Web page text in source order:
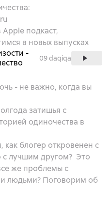
подкаст,
в новых выпусках
-
09 daqiqa
- не важно, когда вы
затишья с
одиночества в
как блогер откровенен с
с лучшим другом? Это
же проблемы с
людьми? Поговорим об